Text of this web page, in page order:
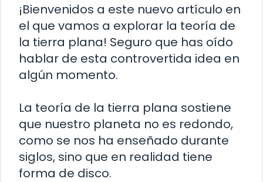
¡Bienvenidos a este nuevo artículo en
el que vamos a explorar la teoría de
la tierra plana! Seguro que has oído
hablar de esta controvertida idea en
algún momento.
La teoría de la tierra plana sostiene
que nuestro planeta no es redondo,
como se nos ha enseñado durante
siglos, sino que en realidad tiene
forma de disco.